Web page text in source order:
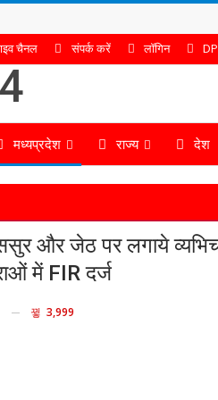
चैनल संपर्क करें लॉगिन
मध्यप्रदेश राज्य देश
और जेठ पर लगाये
में FIR दर्ज
3,999